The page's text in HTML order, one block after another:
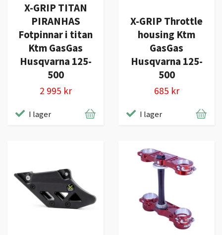
X-GRIP TITAN
PIRANHAS
Fotpinnar i titan
Ktm GasGas
Husqvarna 125-
500
2 995 kr
I lager
X-GRIP Throttle
housing Ktm
GasGas
Husqvarna 125-
500
685 kr
I lager